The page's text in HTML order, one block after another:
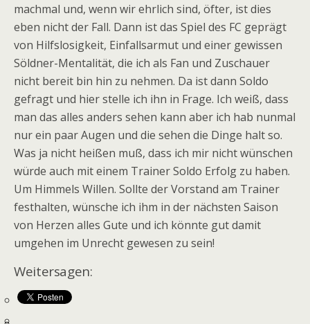
machmal und, wenn wir ehrlich sind, öfter, ist dies
eben nicht der Fall. Dann ist das Spiel des FC geprägt
von Hilfslosigkeit, Einfallsarmut und einer gewissen
Söldner-Mentalität, die ich als Fan und Zuschauer
nicht bereit bin hin zu nehmen. Da ist dann Soldo
gefragt und hier stelle ich ihn in Frage. Ich weiß, dass
man das alles anders sehen kann aber ich hab nunmal
nur ein paar Augen und die sehen die Dinge halt so.
Was ja nicht heißen muß, dass ich mir nicht wünschen
würde auch mit einem Trainer Soldo Erfolg zu haben.
Um Himmels Willen. Sollte der Vorstand am Trainer
festhalten, wünsche ich ihm in der nächsten Saison
von Herzen alles Gute und ich könnte gut damit
umgehen im Unrecht gewesen zu sein!
Weitersagen: